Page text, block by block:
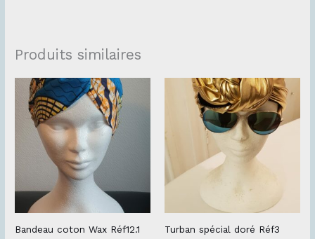
Produits similaires
Bandeau coton Wax Réf12.1 Turban spécial doré Réf3